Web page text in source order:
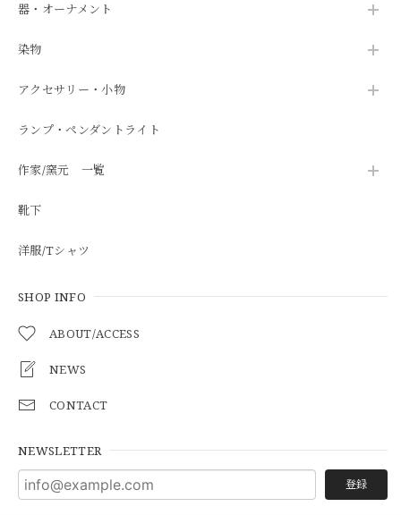
器・オーナメント
染物
アクセサリー・小物
ランプ・ペンダントライト
作家/窯元 一覧
靴下
洋服/Tシャツ
SHOP INFO
ABOUT/ACCESS
NEWS
CONTACT
NEWSLETTER
登録